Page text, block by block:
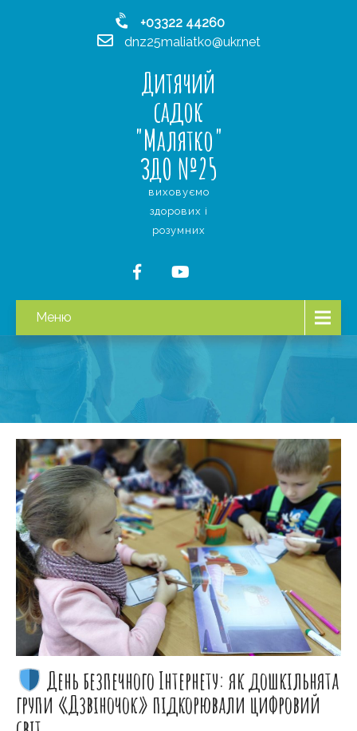
+03322 44260
dnz25maliatko@ukr.net
Дитячий
садок
"Малятко"
ЗДО №25
виховуємо
здорових і
розумних
Меню
День безпечного Інтернету: як дошкільнята
групи «Дзвіночок» підкорювали цифровий